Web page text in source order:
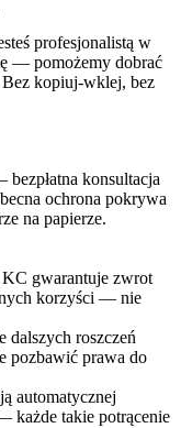
profesjonalistą w
— pomożemy dobrać
Bez kopiuj-wklej, bez
bezpłatna konsultacja
ochrona pokrywa
na papierze.
KC gwarantuje zwrot
korzyści — nie
dalszych roszczeń
pozbawić prawa do
automatycznej
każde takie potrącenie